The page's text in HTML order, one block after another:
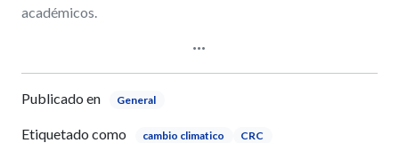
académicos.
Publicado en General
Etiquetado como cambio climatico CRC